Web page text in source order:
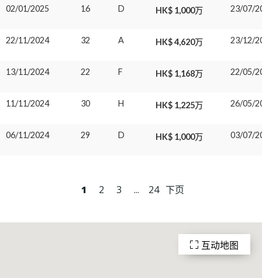
互动地图
02/01/2025 16 D HK$ 1,000万 23/07/
22/11/2024 32 A HK$ 4,620万 23/12/
13/11/2024 22 F HK$ 1,168万 22/05/
11/11/2024 30 H HK$ 1,225万 26/05/
06/11/2024 29 D HK$ 1,000万 03/07/
1 2 3 ... 24 下页